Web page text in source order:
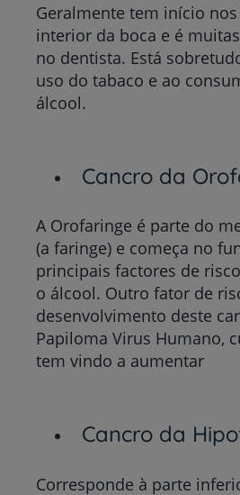
Geralmente tem início
interior da boca e é
no dentista. Está
uso do tabaco e ao
álcool.
Cancro da
A Orofaringe é parte do
(a faringe) e começa no
principais factores de
o álcool. Outro fator de
desenvolvimento deste
Papiloma Virus Humano,
tem vindo a aumentar
Cancro da
Corresponde à parte